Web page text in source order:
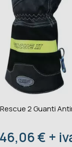
2 Guanti
Prezzo
46,06 € +